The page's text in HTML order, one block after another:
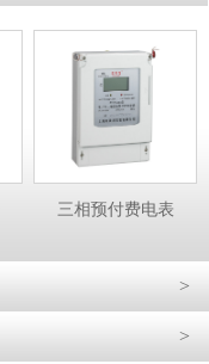
三相预付费电表
>
>